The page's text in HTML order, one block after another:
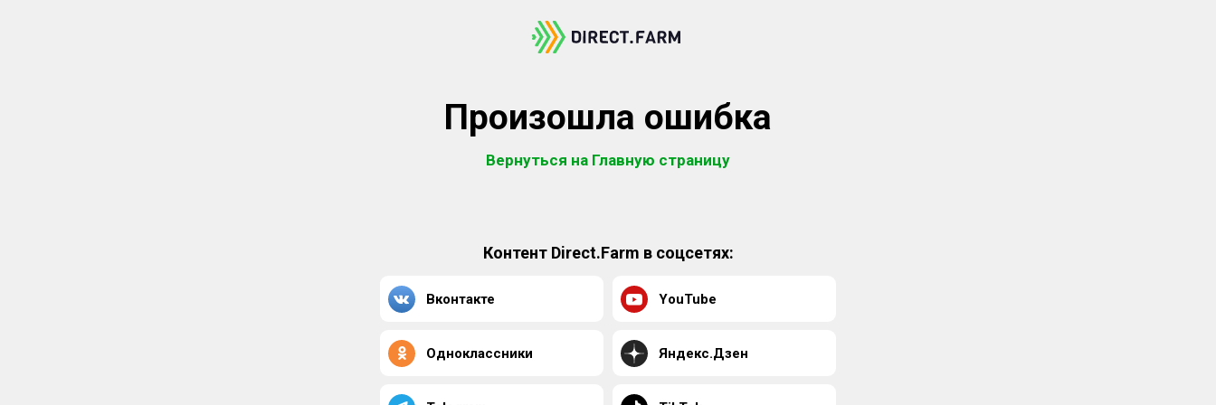
Произошла ошибка
Вернуться на Главную страницу
Контент Direct.Farm в соцсетях:
Вконтакте YouTube
Одноклассники Яндекс.Дзен